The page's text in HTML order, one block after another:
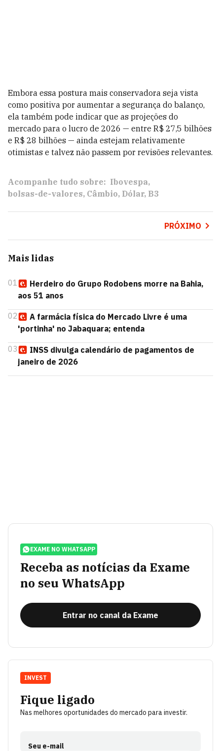
Embora essa postura mais conservadora seja vista
como positiva por aumentar a segurança do balanço,
ela também pode indicar que as projeções do
mercado para o lucro de 2026 — entre R$ 27,5 bilhões
e R$ 28 bilhões — ainda estejam relativamente
otimistas e talvez não passem por revisões relevantes.
Acompanhe tudo sobre: Ibovespa
bolsas-de-valores Câmbio Dólar B3
PRÓXIMO
Mais lidas
01
Herdeiro do Grupo Rodobens morre na Bahia,
aos 51 anos
02
A farmácia física do Mercado Livre é uma
'portinha' no Jabaquara; entenda
03
INSS divulga calendário de pagamentos de
janeiro de 2026
EXAME NO WHATSAPP
Receba as notícias da Exame
no seu WhatsApp
Entrar no canal da Exame
Fique ligado
Nas melhores oportunidades do mercado para investir.
Seu e-mail
INVEST